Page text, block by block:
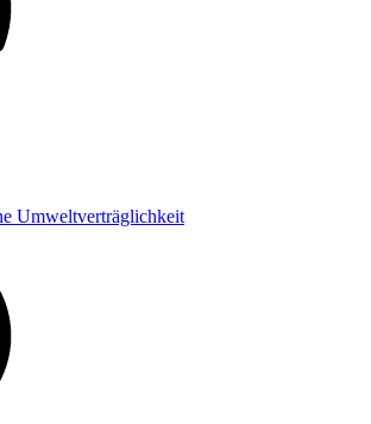
Umweltverträglichkeit